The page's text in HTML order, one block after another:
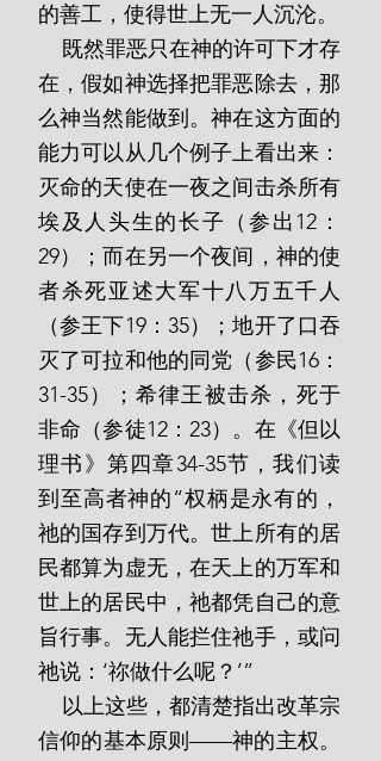
的善工，使得世上无一人沉沦。
在，假如神选择把罪恶除去，那
么神当然能做到。神在这方面的
能力可以从几个例子上看出来：
灭命的天使在一夜之间击杀所有
埃及人头生的长子（参出12：
29）；而在另一个夜间，神的使
者杀死亚述大军十八万五千人
（参王下19：35）；地开了口吞
灭了可拉和他的同党（参民16：
31-35）；希律王被击杀，死于
非命（参徒12：23）。在《但以
理书》第四章34-35节，我们读
到至高者神的“权柄是永有的，
祂的国存到万代。世上所有的居
民都算为虚无，在天上的万军和
世上的居民中，祂都凭自己的意
旨行事。无人能拦住祂手，或问
祂说：‘祢做什么呢？’”
信仰的基本原则——神的主权。